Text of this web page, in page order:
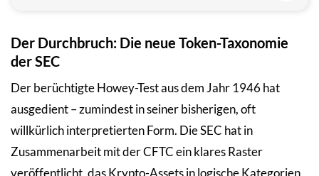
Der Durchbruch: Die neue Token-Taxonomie
der SEC
Der berüchtigte Howey-Test aus dem Jahr 1946 hat
ausgedient – zumindest in seiner bisherigen, oft
willkürlich interpretierten Form. Die SEC hat in
Zusammenarbeit mit der CFTC ein klares Raster
veröffentlicht, das Krypto-Assets in logische Kategorien